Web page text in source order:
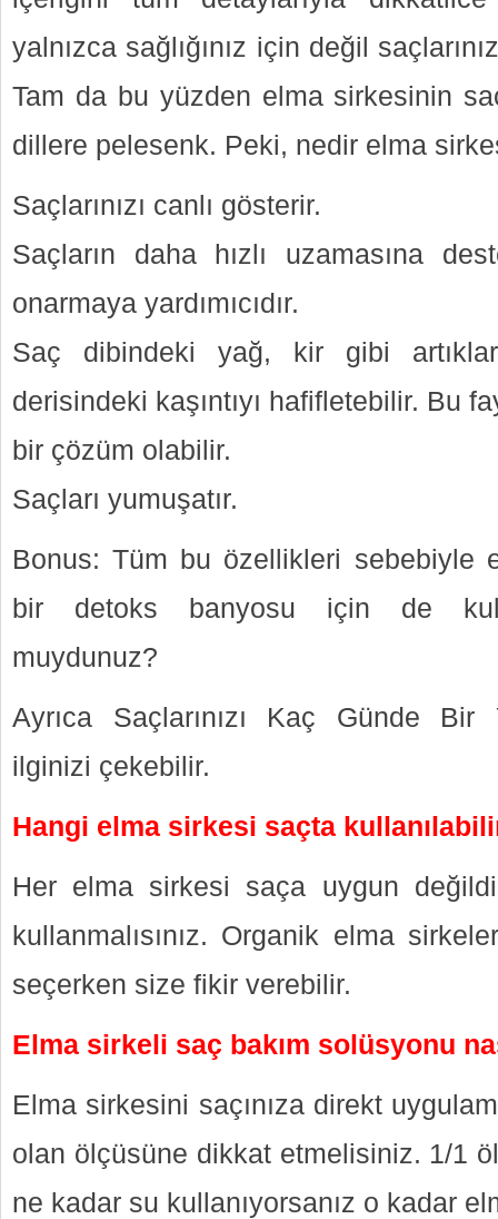
yalnızca sağlığınız için değil
Tam da bu yüzden elma sirkesinin
dillere pelesenk. Peki, nedir elma
Saçlarınızı canlı gösterir.
Saçların daha hızlı uzamasına
onarmaya yardımıcıdır.
Saç dibindeki yağ, kir gibi
derisindeki kaşıntıyı hafifletebilir. Bu
bir çözüm olabilir.
Saçları yumuşatır.
Bonus: Tüm bu özellikleri sebebiyle
bir detoks banyosu için de
muydunuz?
Ayrıca Saçlarınızı Kaç Günde Bir
ilginizi çekebilir.
Hangi elma sirkesi saçta
Her elma sirkesi saça uygun
kullanmalısınız. Organik elma
seçerken size fikir verebilir.
Elma sirkeli saç bakım solüsyonu
Elma sirkesini saçınıza direkt
olan ölçüsüne dikkat etmelisiniz. 1/1
ne kadar su kullanıyorsanız o kadar